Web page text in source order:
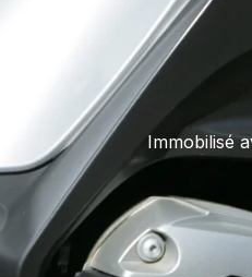
Immobilisé